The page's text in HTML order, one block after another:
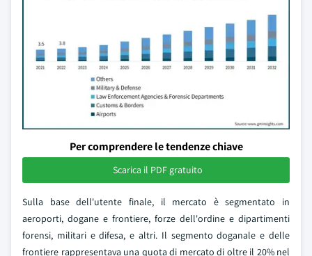
Per comprendere le tendenze chiave
Scarica il PDF gratuito
Sulla base dell'utente finale, il mercato è segmentato in
aeroporti, dogane e frontiere, forze dell'ordine e dipartimenti
forensi, militari e difesa, e altri. Il segmento doganale e delle
frontiere rappresentava una quota di mercato di oltre il 20% nel